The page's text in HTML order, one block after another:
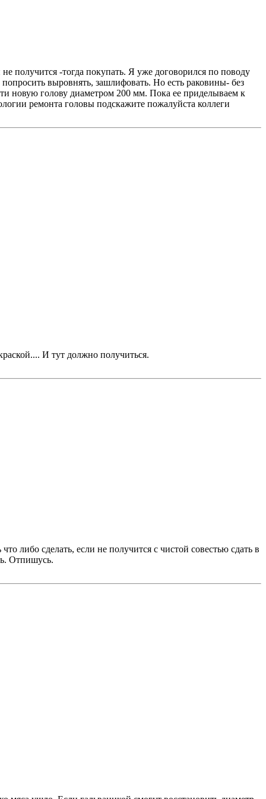
получится -тогда покупать. Я уже договорился по поводу
выровнять, зашлифовать. Но есть раковины- без
новую голову диаметром 200 мм. Пока ее приделываем к
ремонта головы подскажите пожалуйста коллеги
И тут должно получиться.
либо сделать, если не получится с чистой совестью сдать в
Отпишусь.